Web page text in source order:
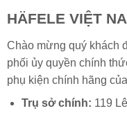
HÄFELE VIỆT
Chào mừng quý khách
phối ủy quyền chính
phụ kiện chính hãng của
Trụ sở chính: 119